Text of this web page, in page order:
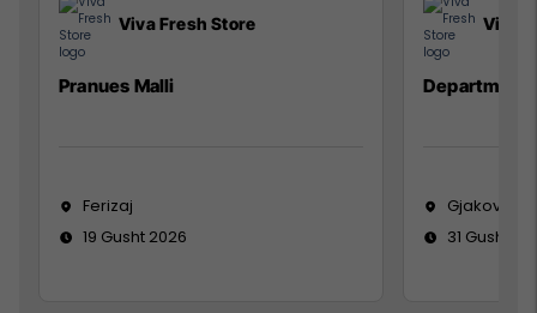
Viva Fresh Store
Pranues Malli
Ferizaj
19 Gusht 2026
Viva
Department
Gjakovë
31 Gusht